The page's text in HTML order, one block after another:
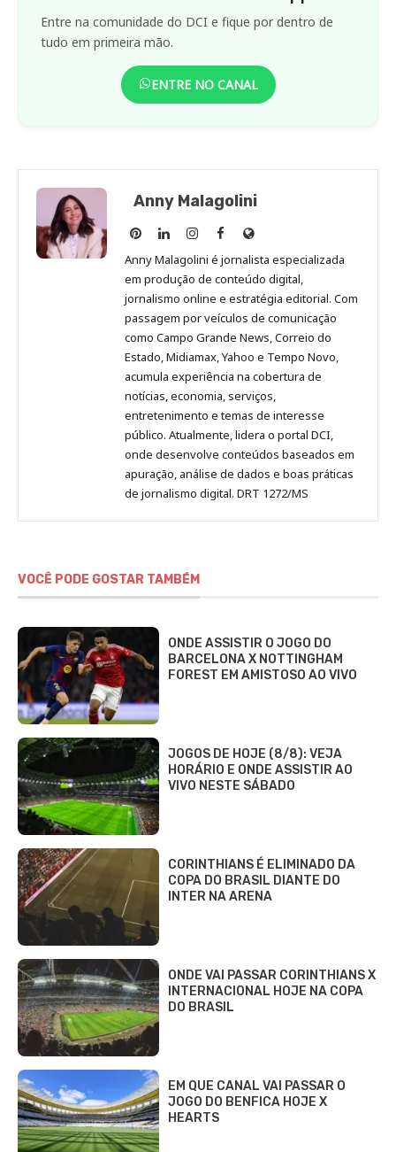
Entre na comunidade do DCI e fique por dentro de
tudo em primeira mão.
ENTRE NO CANAL
Anny Malagolini
Anny
Malagolini
no
Pinterest
Anny
Malagolini
no
LinkedIn
Anny
Malagolini
no
Instagram
Anny
Malagolini
no
Facebook
Site
de
Anny
Malagolini
Anny Malagolini é jornalista especializada
em produção de conteúdo digital,
jornalismo online e estratégia editorial. Com
passagem por veículos de comunicação
como Campo Grande News, Correio do
Estado, Midiamax, Yahoo e Tempo Novo,
acumula experiência na cobertura de
notícias, economia, serviços,
entretenimento e temas de interesse
público. Atualmente, lidera o portal DCI,
onde desenvolve conteúdos baseados em
apuração, análise de dados e boas práticas
de jornalismo digital. DRT 1272/MS
VOCÊ PODE GOSTAR TAMBÉM
ONDE ASSISTIR O JOGO DO
BARCELONA X NOTTINGHAM
FOREST EM AMISTOSO AO VIVO
JOGOS DE HOJE (8/8): VEJA
HORÁRIO E ONDE ASSISTIR AO
VIVO NESTE SÁBADO
CORINTHIANS É ELIMINADO DA
COPA DO BRASIL DIANTE DO
INTER NA ARENA
ONDE VAI PASSAR CORINTHIANS X
INTERNACIONAL HOJE NA COPA
DO BRASIL
EM QUE CANAL VAI PASSAR O
JOGO DO BENFICA HOJE X
HEARTS